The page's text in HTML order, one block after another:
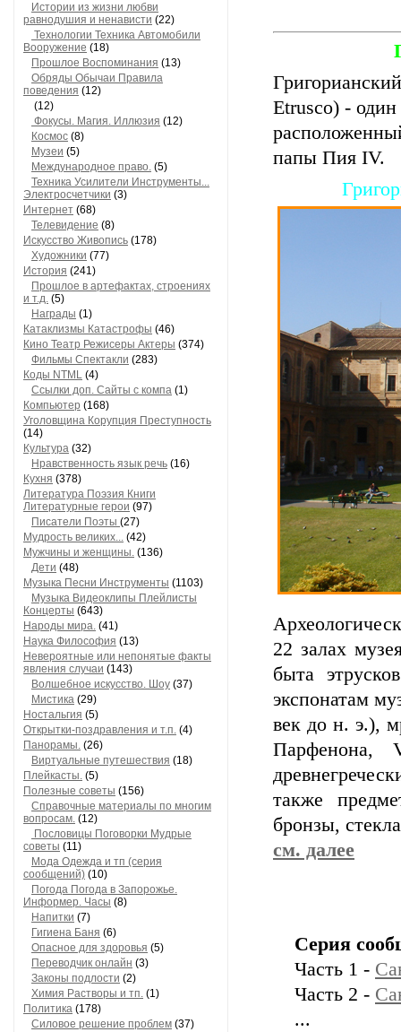
Истории из жизни любви
равнодушия и ненависти (22)
Технологии Техника Автомобили
Вооружение (18)
Прошлое Воспоминания (13)
Обряды Обычаи Правила
поведения (12)
(12)
Фокусы. Магия. Иллюзия (12)
Космос (8)
Музеи (5)
Международное право. (5)
Техника Усилители Инструменты...
Электросчетчики (3)
Интернет (68)
Телевидение (8)
Искусство Живопись (178)
Художники (77)
История (241)
Прошлое в артефактах, строениях
и т.д. (5)
Награды (1)
Катаклизмы Катастрофы (46)
Кино Театр Режисеры Актеры (374)
Фильмы Спектакли (283)
Коды NTML (4)
Ссылки доп. Сайты с компа (1)
Компьютер (168)
Уголовщина Корупция Преступность
(14)
Культура (32)
Нравственность язык речь (16)
Кухня (378)
Литература Поэзия Книги
Литературные герои (97)
Писатели Поэты (27)
Мудрость великих... (42)
Мужчины и женщины. (136)
Дети (48)
Музыка Песни Инструменты (1103)
Музыка Видеоклипы Плейлисты
Концерты (643)
Народы мира. (41)
Наука Философия (13)
Невероятные или непонятые факты
явления случаи (143)
Волшебное искусство. Шоу (37)
Мистика (29)
Ностальгия (5)
Открытки-поздравления и т.п. (4)
Панорамы. (26)
Виртуальные путешествия (18)
Плейкасты. (5)
Полезные советы (156)
Справочные материалы по многим
вопросам. (12)
Пословицы Поговорки Мудрые
советы (11)
Мода Одежда и тп (серия
сообщений) (10)
Погода Погода в Запорожье.
Информер. Часы (8)
Напитки (7)
Гигиена Баня (6)
Опасное для здоровья (5)
Переводчик онлайн (3)
Законы подлости (2)
Химия Растворы и тп. (1)
Политика (178)
Силовое решение проблем (37)
Etrusco) - один
папы Пия IV.
22 залах
быта
экспонатам
век до н. э.),
также
бронзы,
см. далее
Серия
Часть 1 -
Часть 2 -
...